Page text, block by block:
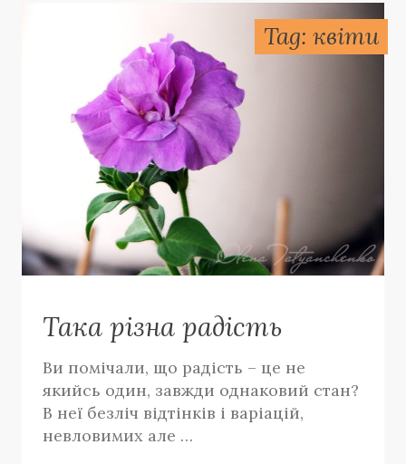
Tag: квіти
Така різна радість
Ви помічали, що радість – це не
якийсь один, завжди однаковий стан?
В неї безліч відтінків і варіацій,
невловимих але …